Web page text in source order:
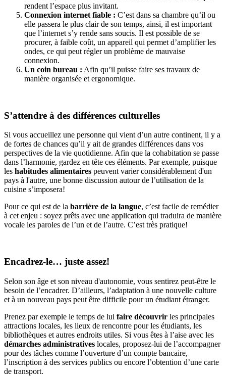
rendent l’espace plus invitant.
Connexion internet fiable : C’est dans sa chambre qu’il ou
elle passera le plus clair de son temps, ainsi, il est important
que l’internet s’y rende sans soucis. Il est possible de se
procurer, à faible coût, un appareil qui permet d’amplifier les
ondes, ce qui peut régler un problème de mauvaise
connexion.
Un coin bureau : Afin qu’il puisse faire ses travaux de
manière organisée et ergonomique.
S’attendre à des différences culturelles
Si vous accueillez une personne qui vient d’un autre continent, il y a
de fortes de chances qu’il y ait de grandes différences dans vos
perspectives de la vie quotidienne. Afin que la cohabitation se passe
dans l’harmonie, gardez en tête ces éléments. Par exemple, puisque
les habitudes alimentaires peuvent varier considérablement d'un
pays à l'autre, une bonne discussion autour de l’utilisation de la
cuisine s’imposera!
Pour ce qui est de la barrière de la langue, c’est facile de remédier
à cet enjeu : soyez prêts avec une application qui traduira de manière
vocale les paroles de l’un et de l’autre. C’est très pratique!
Encadrez-le… juste assez!
Selon son âge et son niveau d'autonomie, vous sentirez peut-être le
besoin de l’encadrer. D’ailleurs, l’adaptation à une nouvelle culture
et à un nouveau pays peut être difficile pour un étudiant étranger.
Prenez par exemple le temps de lui faire découvrir les principales
attractions locales, les lieux de rencontre pour les étudiants, les
bibliothèques et autres endroits utiles. Si vous êtes à l’aise avec les
démarches administratives locales, proposez-lui de l’accompagner
pour des tâches comme l’ouverture d’un compte bancaire,
l’inscription à des services publics ou encore l’obtention d’une carte
de transport.